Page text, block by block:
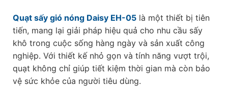
Quạt sấy gió nóng Daisy EH-05 là một thiết bị tiên
tiến, mang lại giải pháp hiệu quả cho nhu cầu sấy
khô trong cuộc sống hàng ngày và sản xuất công
nghiệp. Với thiết kế nhỏ gọn và tính năng vượt trội,
quạt không chỉ giúp tiết kiệm thời gian mà còn bảo
vệ sức khỏe của người tiêu dùng.